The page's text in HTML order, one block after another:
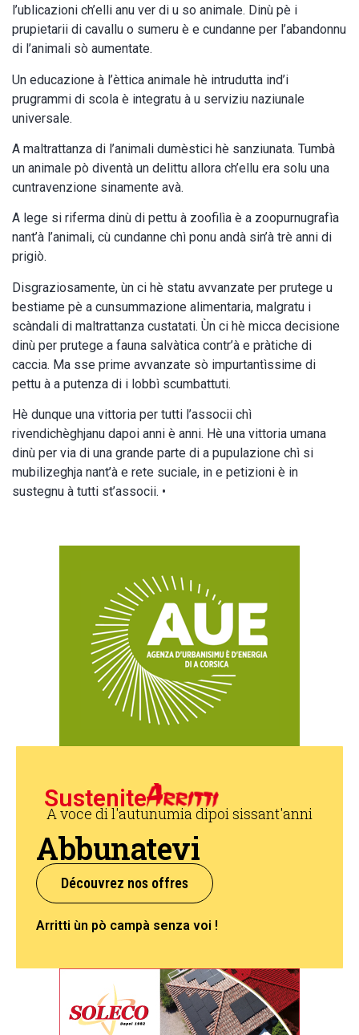
l’ublicazioni ch’elli anu ver di u so animale. Dinù pè i
prupietarii di cavallu o sumeru è e cundanne per l’abandonnu
di l’animali sò aumentate.
Un educazione à l’èttica animale hè intrudutta ind’i
prugrammi di scola è integratu à u serviziu naziunale
universale.
A maltrattanza di l’animali dumèstici hè sanziunata. Tumbà
un animale pò diventà un delittu allora ch’ellu era solu una
cuntravenzione sinamente avà.
A lege si riferma dinù di pettu à zoofilìa è a zoopurnugrafìa
nant’à l’animali, cù cundanne chì ponu andà sin’à trè anni di
prigiò.
Disgraziosamente, ùn ci hè statu avvanzate per prutege u
bestiame pè a cunsummazione alimentaria, malgratu i
scàndali di maltrattanza custatati. Ùn ci hè micca decisione
dinù per prutege a fauna salvàtica contr’à e pràtiche di
caccia. Ma sse prime avvanzate sò impurtantìssime di
pettu à a putenza di i lobbì scumbattuti.
Hè dunque una vittoria per tutti l’associi chì
rivendichèghjanu dapoi anni è anni. Hè una vittoria umana
dinù per via di una grande parte di a pupulazione chì si
mubilizeghja nant’à e rete suciale, in e petizioni è in
sustegnu à tutti st’associi. •
Sustenite
A voce di l'autunumia dipoi sissant'anni
Abbunatevi
Découvrez nos offres
Arritti ùn pò campà senza voi !